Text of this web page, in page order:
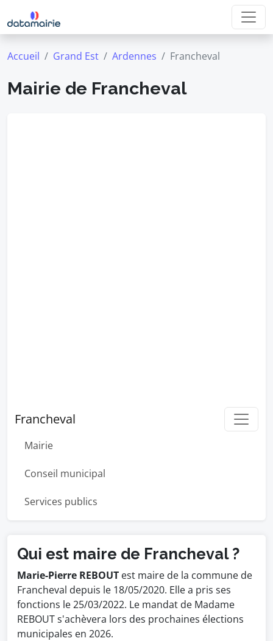
Accueil Grand Est Ardennes Francheval
Mairie de Francheval
Francheval
Mairie
Conseil municipal
Services publics
Qui est maire de Francheval ?
Marie-Pierre REBOUT est maire de la commune de
Francheval depuis le 18/05/2020. Elle a pris ses
fonctions le 25/03/2022. Le mandat de Madame
REBOUT s'achèvera lors des prochaines élections
municipales en 2026.